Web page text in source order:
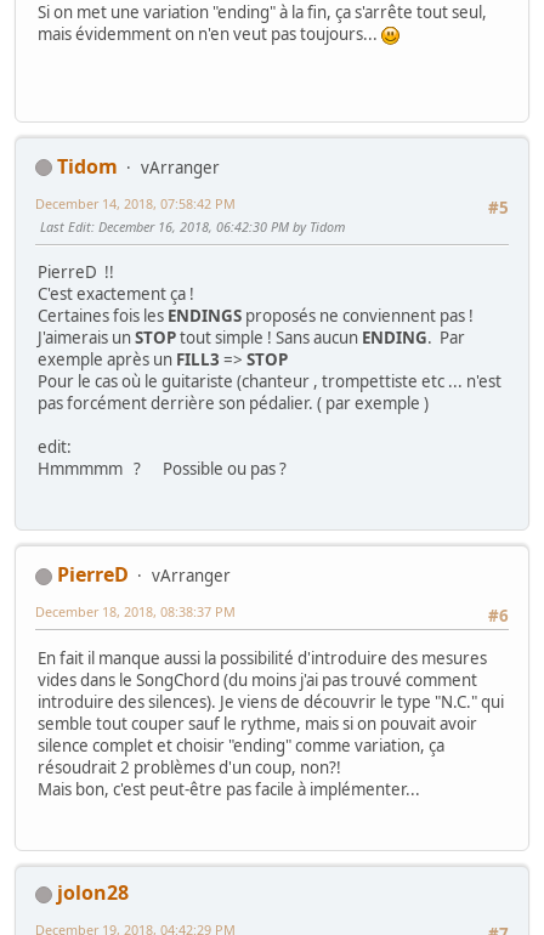
Si on met une variation "ending" à la fin, ça s'arrête tout seul,
mais évidemment on n'en veut pas toujours...
Tidom
vArranger
#5
December 14, 2018, 07:58:42 PM
Last Edit: December 16, 2018, 06:42:30 PM by Tidom
PierreD !!
C'est exactement ça !
Certaines fois les ENDINGS proposés ne conviennent pas !
J'aimerais unSTOPtout simple ! Sans aucun ENDING. Par
exemple après un FILL3 => STOP
Pour le cas où le guitariste (chanteur , trompettiste etc ... n'est
pas forcément derrière son pédalier. ( par exemple )
edit:
Hmmmmm ? Possible ou pas ?
PierreD
vArranger
#6
December 18, 2018, 08:38:37 PM
En fait il manque aussi la possibilité d'introduire des mesures
vides dans le SongChord (du moins j'ai pas trouvé comment
introduire des silences). Je viens de découvrir le type "N.C." qui
semble tout couper sauf le rythme, mais si on pouvait avoir
silence complet et choisir "ending" comme variation, ça
résoudrait 2 problèmes d'un coup, non?!
Mais bon, c'est peut-être pas facile à implémenter...
jolon28
December 19, 2018, 04:42:29 PM